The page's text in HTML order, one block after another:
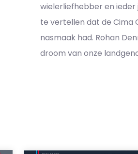
wielerliefhebber en ieder
te vertellen dat de Cima
nasmaak had. Rohan
droom van onze